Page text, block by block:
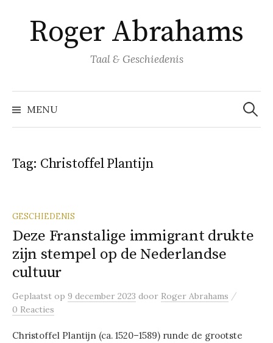
inhoud
springen
Roger Abrahams
Taal & Geschiedenis
MENU
Zoeken
naar:
Tag: Christoffel Plantijn
GESCHIEDENIS
Deze Franstalige immigrant drukte
zijn stempel op de Nederlandse
cultuur
Geplaatst op 9 december 2023 door Roger Abrahams /
0 Reacties
Christoffel Plantijn (ca. 1520–1589) runde de grootste